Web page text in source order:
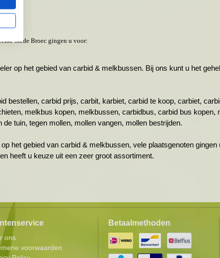
Stede Broec gingen u voor:
op het gebied van carbid & melkbussen. Bij ons kunt u het
bestellen, carbid prijs, carbit, karbiet, carbid te koop, carbiet,
melkbus kopen, melkbussen, carbidbus, carbid bus kopen,
de tuin, tegen mollen, mollen vangen, mollen bestrijden.
het gebied van carbid & melkbussen, vele plaatsgenoten gingen
heeft u keuze uit een zeer groot assortiment.
ons
voorwaarden
Betaalmethoden